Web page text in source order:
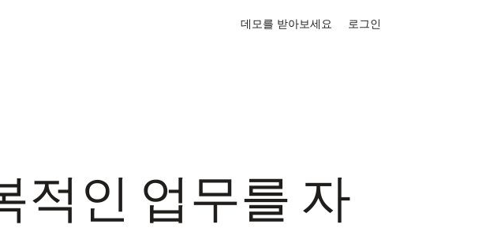
데모를 받아보세요 로그인
적인 업무를 자